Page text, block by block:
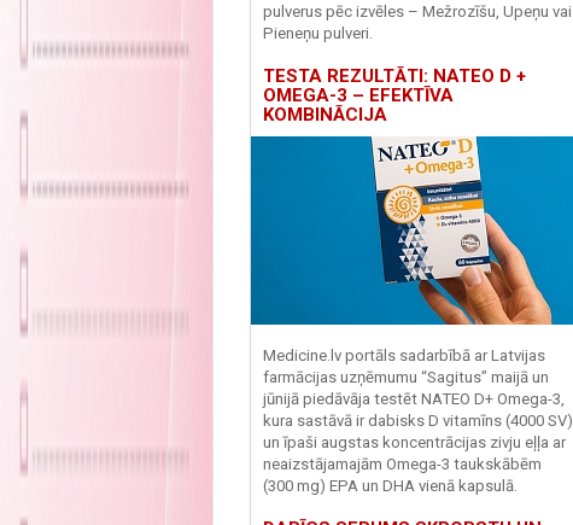
pulverus pēc izvēles – Mežrozīšu, Upeņu vai
Pieneņu pulveri.
TESTA REZULTĀTI: NATEO D +
OMEGA-3 – EFEKTĪVA
KOMBINĀCIJA
Medicine.lv portāls sadarbībā ar Latvijas
farmācijas uzņēmumu “Sagitus” maijā un
jūnijā piedāvāja testēt NATEO D+ Omega-3,
kura sastāvā ir dabisks D vitamīns (4000 SV)
un īpaši augstas koncentrācijas zivju eļļa ar
neaizstājamajām Omega-3 taukskābēm
(300 mg) EPA un DHA vienā kapsulā.